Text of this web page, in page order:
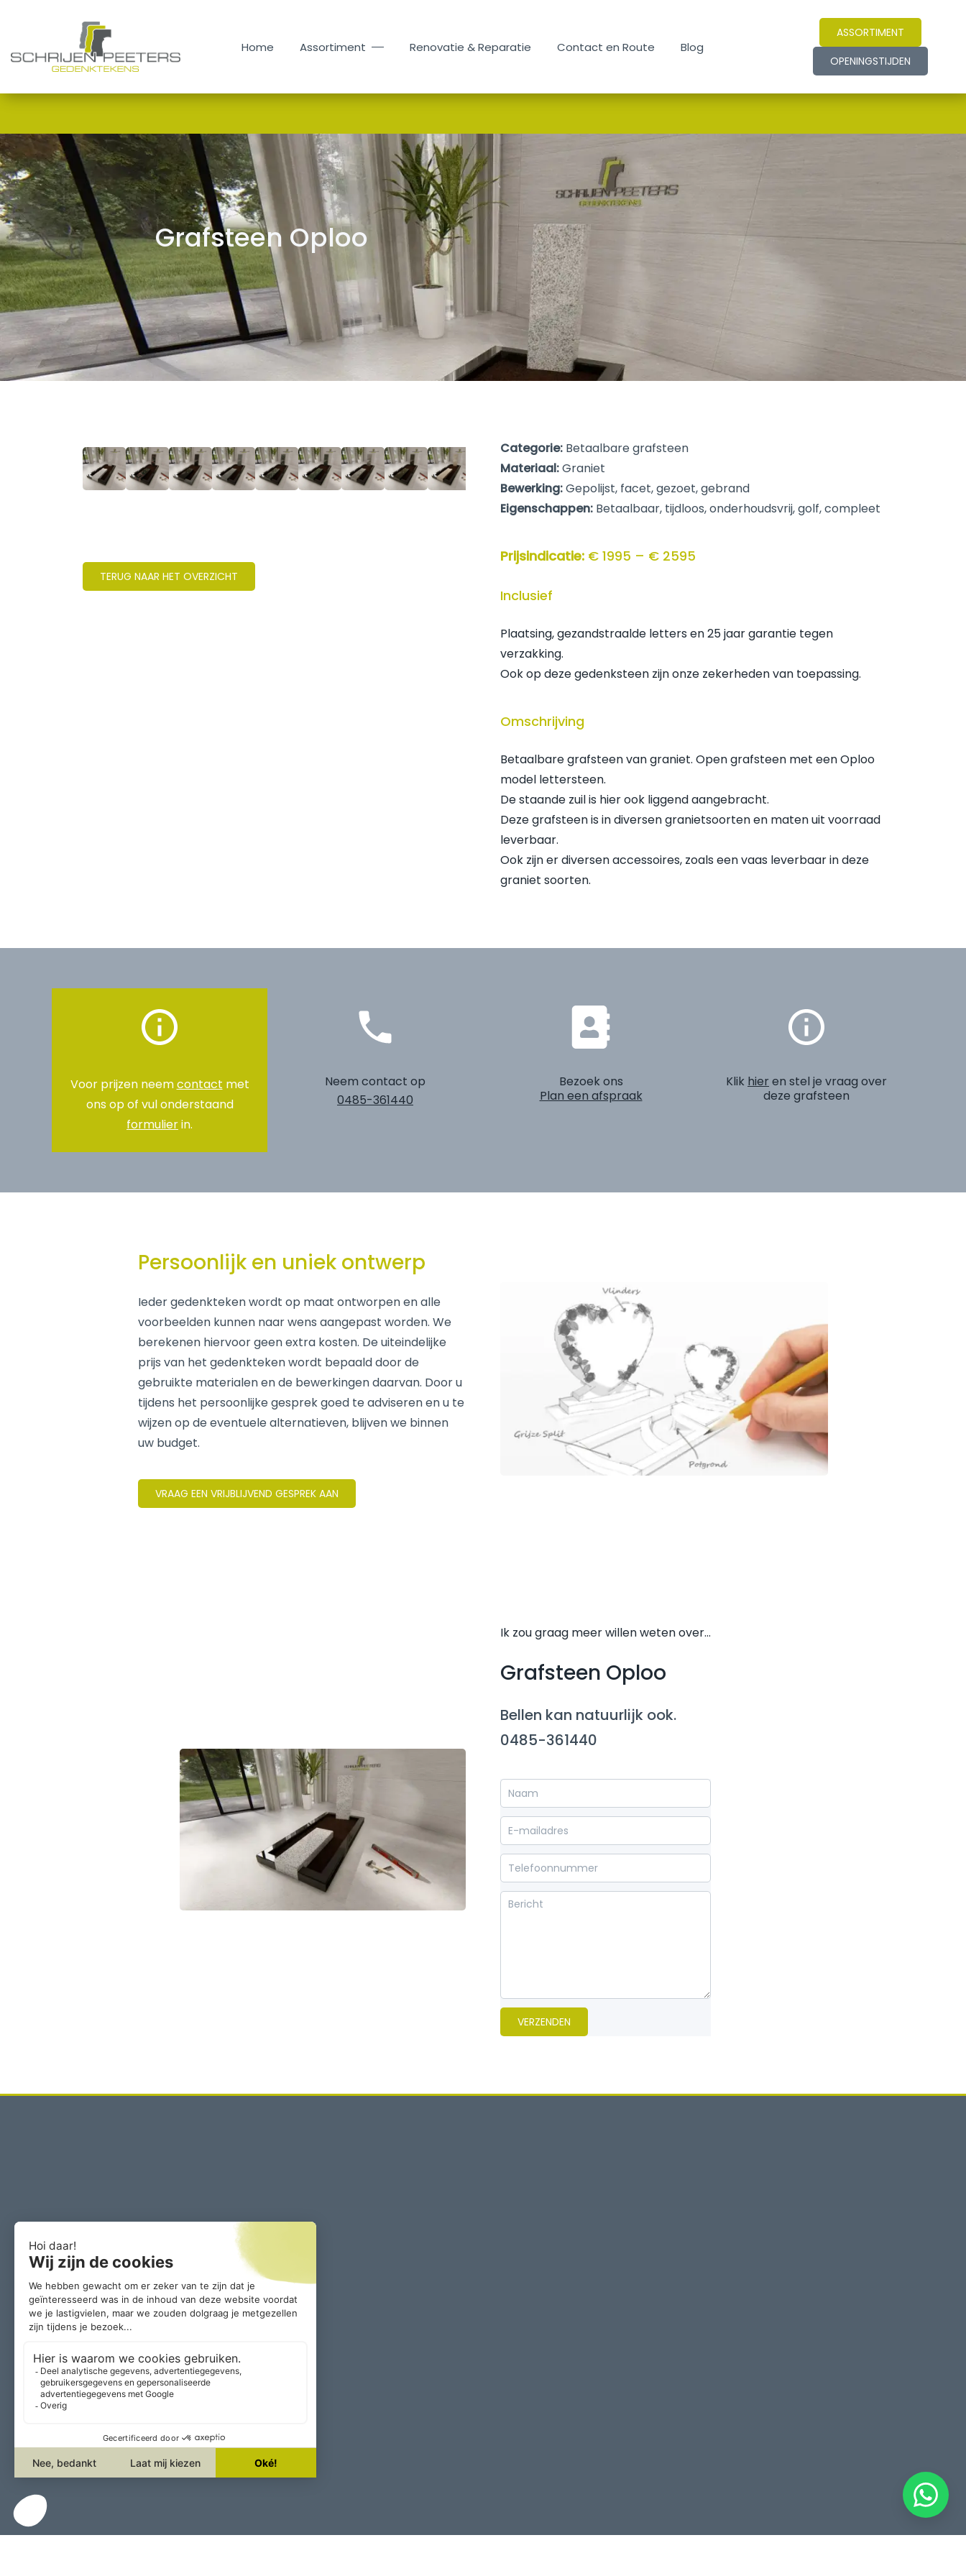
Home Assortiment Renovatie & Reparatie Contact en Route Blog
Assortiment
Renovatie & Reparatie
Contact en Route
Blog
ASSORTIMENT
OPENINGSTIJDEN
Grafsteen Oploo
TERUG NAAR HET OVERZICHT
Categorie: Betaalbare grafsteen
Materiaal:Graniet
Bewerking:Gepolijst, facet, gezoet, gebrand
Eigenschappen: Betaalbaar, tijdloos, onderhoudsvrij, golf, compleet
Prijsindicatie: € 1995 – € 2595
Inclusief
Plaatsing, gezandstraalde letters en 25 jaar garantie tegen
verzakking.
Ook op deze gedenksteen zijn onze zekerheden van toepassing.
Omschrijving
Betaalbare grafsteen van graniet. Open grafsteen met een Oploo
model lettersteen.
De staande zuil is hier ook liggend aangebracht.
Deze grafsteen is in diversen granietsoorten en maten uit voorraad
leverbaar.
Ook zijn er diversen accessoires, zoals een vaas leverbaar in deze
graniet soorten.
Voor prijzen neemcontact met
ons op of vul onderstaand
formulierin.
Neem contact op
0485-361440
Bezoek ons
Plan een afspraak
Klik hier en stel je vraag over
deze grafsteen
Persoonlijk en uniek ontwerp
Ieder gedenkteken wordt op maat ontworpen en alle
voorbeelden kunnen naar wens aangepast worden. We
berekenen hiervoor geen extra kosten. De uiteindelijke
prijs van het gedenkteken wordt bepaald door de
gebruikte materialen en de bewerkingen daarvan. Door u
tijdens het persoonlijke gesprek goed te adviseren en u te
wijzen op de eventuele alternatieven, blijven we binnen
uw budget.
VRAAG EEN VRIJBLIJVEND GESPREK AAN
Ik zou graag meer willen weten over…
Grafsteen Oploo
Bellen kan natuurlijk ook.
0485-361440
VERZENDEN